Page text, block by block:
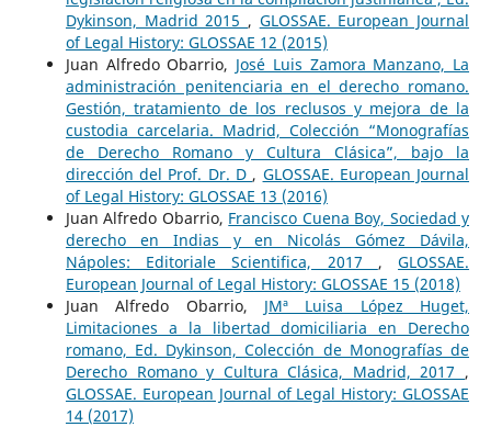
Dykinson, Madrid 2015 , GLOSSAE. European Journal
of Legal History: GLOSSAE 12 (2015)
Juan Alfredo Obarrio, José Luis Zamora Manzano, La
administración penitenciaria en el derecho romano.
Gestión, tratamiento de los reclusos y mejora de la
custodia carcelaria. Madrid, Colección “Monografías
de Derecho Romano y Cultura Clásica”, bajo la
dirección del Prof. Dr. D , GLOSSAE. European Journal
of Legal History: GLOSSAE 13 (2016)
Juan Alfredo Obarrio, Francisco Cuena Boy, Sociedad y
derecho en Indias y en Nicolás Gómez Dávila,
Nápoles: Editoriale Scientifica, 2017 ,GLOSSAE.
European Journal of Legal History: GLOSSAE 15 (2018)
Juan Alfredo Obarrio, JMª Luisa López Huget,
Limitaciones a la libertad domiciliaria en Derecho
romano, Ed. Dykinson, Colección de Monografías de
Derecho Romano y Cultura Clásica, Madrid, 2017 ,
GLOSSAE. European Journal of Legal History: GLOSSAE
14 (2017)